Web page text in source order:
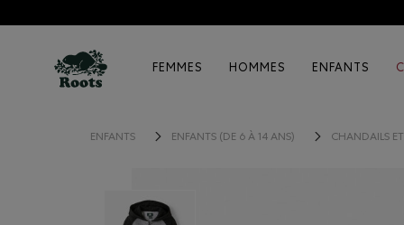
FEMMES HOMMES ENFANTS
ENFANTS ENFANTS (DE 6 À 14 ANS) CHANDAILS